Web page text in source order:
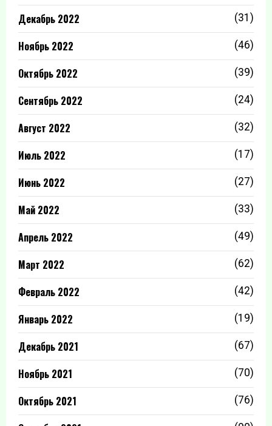
Декабрь 2022 (31)
Ноябрь 2022 (46)
Октябрь 2022 (39)
Сентябрь 2022 (24)
Август 2022 (32)
Июль 2022 (17)
Июнь 2022 (27)
Май 2022 (33)
Апрель 2022 (49)
Март 2022 (62)
Февраль 2022 (42)
Январь 2022 (19)
Декабрь 2021 (67)
Ноябрь 2021 (70)
Октябрь 2021 (76)